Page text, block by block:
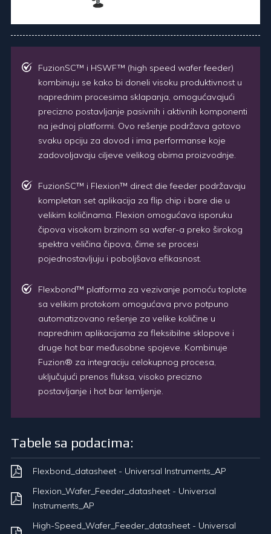
FuzionSC™ i HSWF™ (high speed wafer feeder)
kombinuju se kako bi doneli visoku produktivnost u
naprednim procesima sklapanja, omogućavajući
precizno postavljanje pasivnih i aktivnih komponenti
na jednoj platformi. Ovo rešenje podržava gotovo
svaku opciju za dovod i ima performanse koje
zadovoljavaju ciljeve velikog obima proizvodnje.
FuzionSC™ i Flexion™ direct die feeder podržavaju
kompletan set aplikacija za flip chip i bare die u
velikim količinama. Flexion omogućava isporuku
čipova visokom brzinom sa wafer-a preko širokog
spektra veličina čipova, čime se procesi
pojednostavljuju i poboljšava efikasnost.
Flexbond™ platforma za vezivanje pomoću toplote
sa velikim protokom omogućava prvo potpuno
automatizovano rešenje za velike količine u
naprednim aplikacijama za fleksibilne sklopove i
druge hot bar međusobne spojeve. Kombinuje
Fuzion® za integraciju celokupnog procesa,
uključujući prenos fluksa, visoko precizno
postavljanje i hot bar lemljenje.
Tabele sa podacima:
Flexbond_datasheet - Universal Instruments_AP
Flexion_Wafer_Feeder_datasheet - Universal
Instruments_AP
High-Speed_Wafer_Feeder_datasheet - Universal